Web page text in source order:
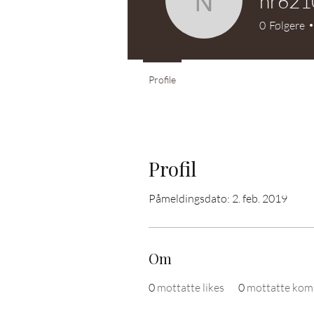
Profil
Påmeldingsdato: 2. feb. 2019
Om
0 mottatte likes 0 mottatte
nr6210
0 Følgere
Profile